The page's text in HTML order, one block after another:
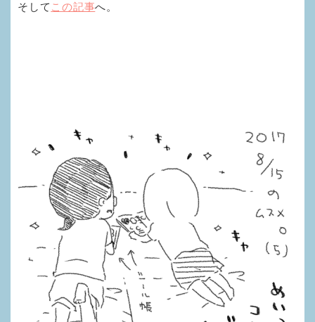
そして この記事へ。